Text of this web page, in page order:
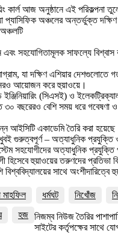
কার্ল আজ অনুষ্ঠানে এই
প্যাসিফিক অঞ্চলের
এবং সহযোগিতামূলক সাফল্যে
যা দক্ষিণ এশিয়ার
আয়োজন করে হুয়াওয়ে।
(সিএসই) ও
বছরেরও বেশি সময় ধরে
আইসিটি একাডেমি তৈরি করা
গুরুত্বপূর্ণ – অত্যাধুনিক প্রযুক্তি
সহযোগীদের অত্যাধুনিক
হুয়াওয়ের তরুণদের প্রতিভা
সাথে
মাহফিল ধর্মঘট নিখোঁজ
হজ নিজম্ব নিউজ তৈরির
সাইটের কর্তৃপক্ষের সাথে